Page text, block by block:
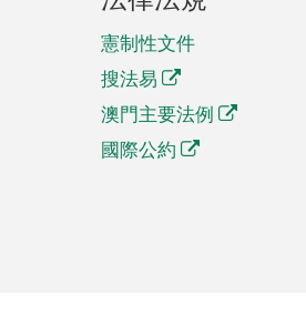
憲制性文件
搜法易
澳門主要法例
國際公約